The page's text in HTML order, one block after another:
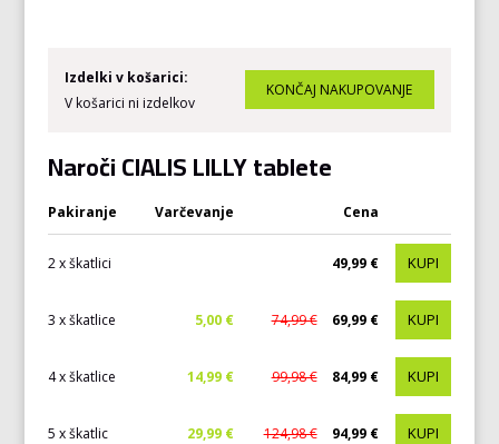
Izdelki v košarici:
V košarici ni izdelkov
Naroči CIALIS LILLY tablete
Pakiranje Varčevanje Cena
2 x škatlici 49,99 € KUPI
3 x škatlice 5,00 € 74,99 € 69,99 € KUPI
4 x škatlice 14,99 € 99,98 € 84,99 € KUPI
5 x škatlic 29,99 € 124,98 € 94,99 € KUPI